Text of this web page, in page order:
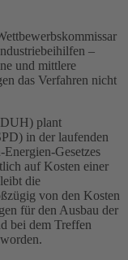
–
und mittlere
das Verfahren nicht
plant
in der laufenden
Gesetzes
auf Kosten einer
die
von den Kosten
für den Ausbau der
bei dem Treffen